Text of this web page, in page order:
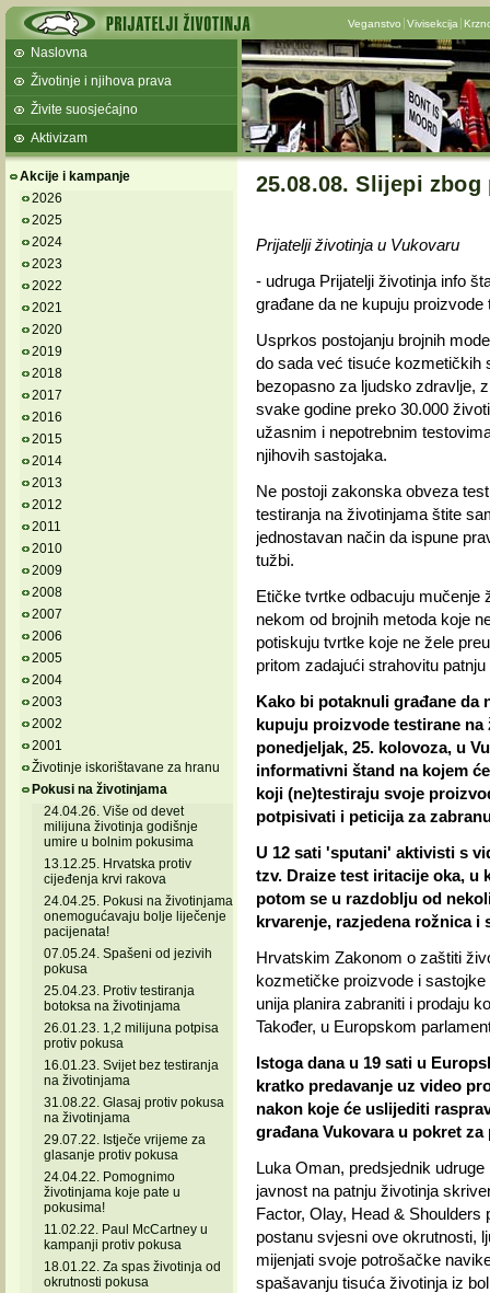
Veganstvo Vivisekcija
Naslovna
Životinje i njihova prava
Živite suosjećajno
Aktivizam
Akcije i kampanje
2026
2025
2024
2023
2022
2021
2020
2019
2018
2017
2016
2015
2014
2013
2012
2011
2010
2009
2008
2007
2006
2005
2004
2003
2002
2001
Životinje iskorištavane za hranu
Pokusi na životinjama
24.04.26. Više od devet
milijuna životinja godišnje
umire u bolnim pokusima
13.12.25. Hrvatska protiv
cijeđenja krvi rakova
24.04.25. Pokusi na životinjama
onemogućavaju bolje liječenje
pacijenata!
07.05.24. Spašeni od jezivih
pokusa
25.04.23. Protiv testiranja
botoksa na životinjama
26.01.23. 1,2 milijuna potpisa
protiv pokusa
16.01.23. Svijet bez testiranja
na životinjama
31.08.22. Glasaj protiv pokusa
na životinjama
29.07.22. Istječe vrijeme za
glasanje protiv pokusa
24.04.22. Pomognimo
životinjama koje pate u
pokusima!
11.02.22. Paul McCartney u
kampanji protiv pokusa
18.01.22. Za spas životinja od
okrutnosti pokusa
25.08.08. Slijepi
Prijatelji životinja u Vukovaru
- udruga Prijatelji životinja info
građane da ne kupuju
Usprkos postojanju brojnih
do sada već tisuće kozmetičkih
bezopasno za ljudsko zdravlje,
svake godine preko 30.000
užasnim i nepotrebnim
njihovih sastojaka.
Ne postoji zakonska obveza
testiranja na životinjama štite
jednostavan način da ispune
tužbi.
Etičke tvrtke odbacuju mučenje
nekom od brojnih metoda koje
potiskuju tvrtke koje ne žele
pritom zadajući strahovitu
Kako bi potaknuli građane da
kupuju proizvode testirane
ponedjeljak, 25. kolovoza, u
informativni štand na kojem
koji (ne)testiraju svoje
potpisivati i peticija za
U 12 sati 'sputani' aktivisti s
tzv. Draize test iritacije oka, u
potom se u razdoblju od
krvarenje, razjedena rožnica i
Hrvatskim Zakonom o zaštiti
kozmetičke proizvode i
unija planira zabraniti i prodaju
Također, u Europskom
Istoga dana u 19 sati u
kratko predavanje uz video
nakon koje će uslijediti
građana Vukovara u pokret
Luka Oman, predsjednik
javnost na patnju životinja
Factor, Olay, Head &
postanu svjesni ove okrutnosti,
mijenjati svoje potrošačke
spašavanju tisuća životinja iz